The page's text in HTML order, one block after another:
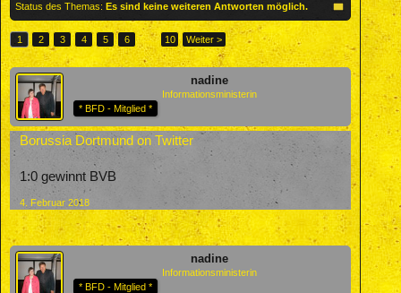
Status des Themas: Es sind keine weiteren Antworten möglich.
1 2 3 4 5 6 → 10 Weiter >
nadine
Informationsministerin
* BFD - Mitglied *
Borussia Dortmund on Twitter
1:0 gewinnt BVB
4. Februar 2018
nadine
Informationsministerin
* BFD - Mitglied *